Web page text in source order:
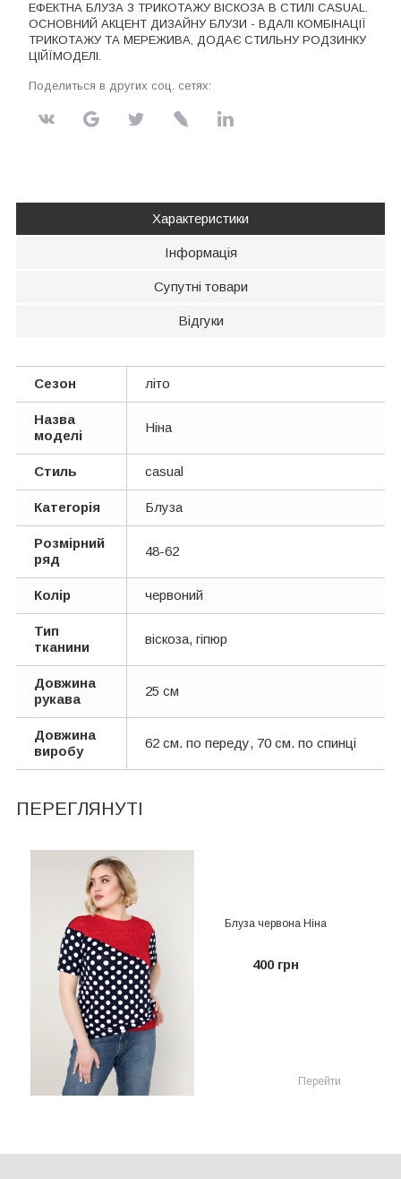
ЕФЕКТНА БЛУЗА З ТРИКОТАЖУ ВІСКОЗА В СТИЛІ CASUAL.
ОСНОВНИЙ АКЦЕНТ ДИЗАЙНУ БЛУЗИ - ВДАЛІ КОМБІНАЦІЇ
ТРИКОТАЖУ ТА МЕРЕЖИВА, ДОДАЄ СТИЛЬНУ РОДЗИНКУ
ЦІЙЇМОДЕЛІ.
Поделиться в других соц. сетях:
Характеристики
Інформація
Супутні товари
Відгуки
Сезон літо
Назва
моделі
Ніна
Стиль casual
Категорія Блуза
Розмірний
ряд
48-62
Колір червоний
Тип
тканини
віскоза, гіпюр
Довжина
рукава
25 см
Довжина
виробу
62 см. по переду, 70 см. по спинцi
ПЕРЕГЛЯНУТІ
Блуза червона Ніна
400 грн
Перейти